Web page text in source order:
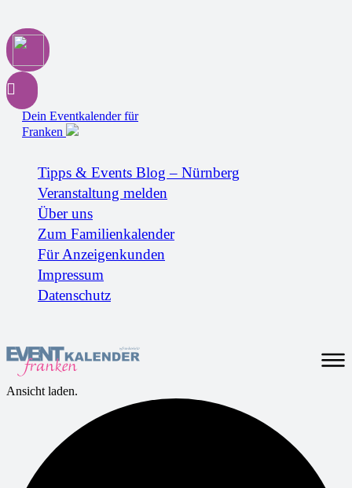
Dein Eventkalender für
Franken
Tipps & Events Blog – Nürnberg
Veranstaltung melden
Über uns
Zum Familienkalender
Für Anzeigenkunden
Impressum
Datenschutz
Ansicht laden.